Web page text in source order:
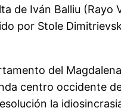
de Iván Balliu
por Stole
del
centro occidente
la idiosincrasia